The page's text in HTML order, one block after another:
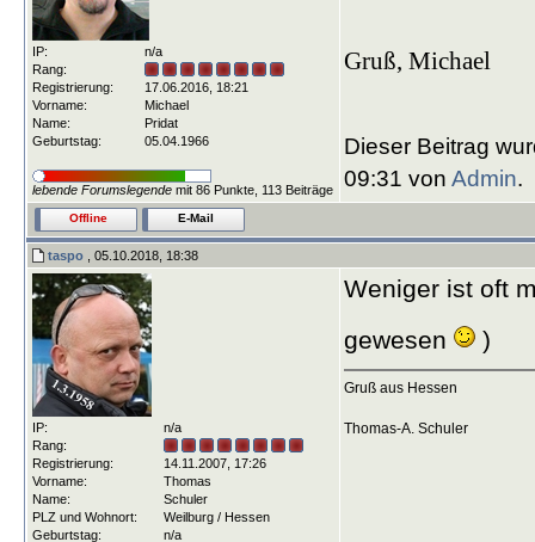
IP:
n/a
Rang:
Registrierung:
17.06.2016, 18:21
Vorname:
Michael
Name:
Pridat
Geburtstag:
05.04.1966
lebende Forumslegende mit 86 Punkte, 113 Beiträge
Gruß, Michael
Dieser Beitrag
09:31 von Admin.
Offline E-Mail
taspo , 05.10.2018, 18:38
IP:
n/a
Rang:
Registrierung:
14.11.2007, 17:26
Vorname:
Thomas
Name:
Schuler
PLZ und Wohnort:
Weilburg / Hessen
Geburtstag:
n/a
Weniger ist oft
gewesen
)
Gruß aus Hessen
Thomas-A. Schuler